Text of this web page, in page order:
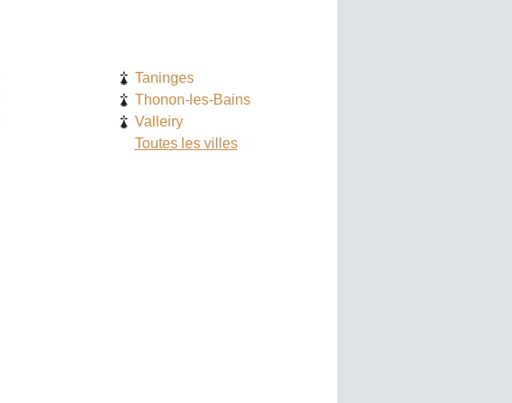
Taninges
Thonon-les-Bains
Valleiry
Toutes les villes